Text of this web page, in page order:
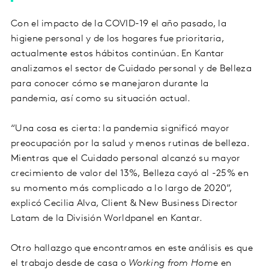
Con el impacto de la COVID-19 el año pasado, la
higiene personal y de los hogares fue prioritaria,
actualmente estos hábitos continúan. En Kantar
analizamos el sector de Cuidado personal y de Belleza
para conocer cómo se manejaron durante la
pandemia, así como su situación actual.
“Una cosa es cierta: la pandemia significó mayor
preocupación por la salud y menos rutinas de belleza.
Mientras que el Cuidado personal alcanzó su mayor
crecimiento de valor del 13%, Belleza cayó al -25% en
su momento más complicado a lo largo de 2020”,
explicó Cecilia Alva, Client & New Business Director
Latam de la División Worldpanel en Kantar.
Otro hallazgo que encontramos en este análisis es que
el trabajo desde de casa o Working from Home en